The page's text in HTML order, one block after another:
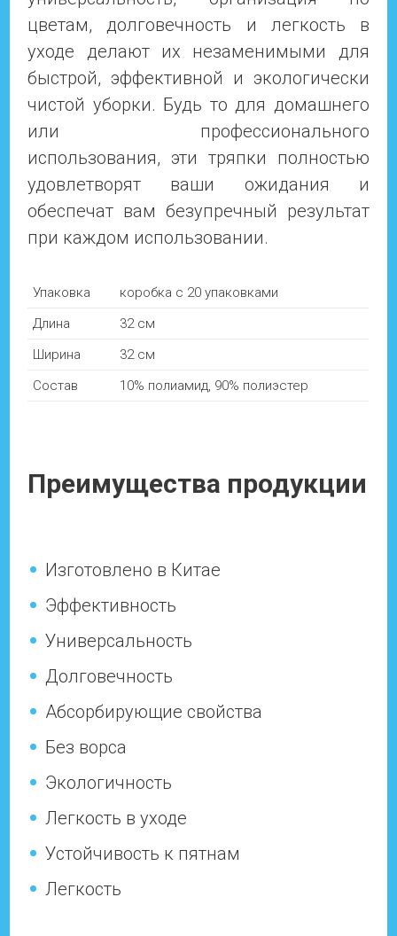
цветам, долговечность и легкость в
уходе делают их незаменимыми для
быстрой, эффективной и экологически
чистой уборки. Будь то для домашнего
или профессионального
использования, эти тряпки полностью
удовлетворят ваши ожидания и
обеспечат вам безупречный результат
при каждом использовании.
Упаковка
коробка с 20 упаковками
Длина
32 см
Ширина
32 см
Состав
10% полиамид, 90% полиэстер
Преимущества продукции
Изготовлено в Китае
Эффективность
Универсальность
Долговечность
Абсорбирующие свойства
Без ворса
Экологичность
Легкость в уходе
Устойчивость к пятнам
Легкость